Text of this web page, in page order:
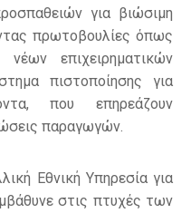
για βιώσιμη
πρωτοβουλίες όπως
επιχειρηματικών
πιστοποίησης για
που επηρεάζουν
παραγωγών.
Εθνική Υπηρεσία για
στις πτυχές των